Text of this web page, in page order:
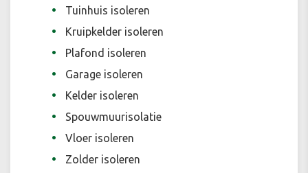
Tuinhuis isoleren
Kruipkelder isoleren
Plafond isoleren
Garage isoleren
Kelder isoleren
Spouwmuurisolatie
Vloer isoleren
Zolder isoleren